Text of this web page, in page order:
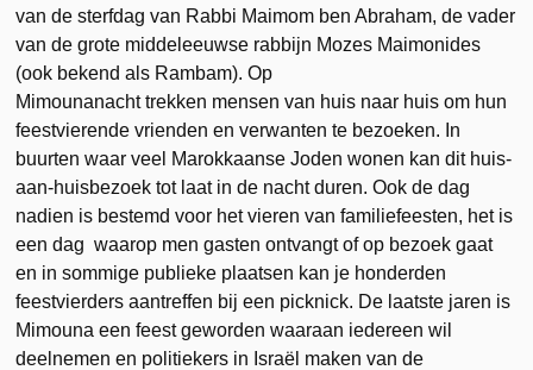
van de sterfdag van Rabbi Maimom ben Abraham, de vader
van de grote middeleeuwse rabbijn Mozes Maimonides
(ook bekend als Rambam). Op
Mimounanacht trekken mensen van huis naar huis om hun
feestvierende vrienden en verwanten te bezoeken. In
buurten waar veel Marokkaanse Joden wonen kan dit huis-
aan-huisbezoek tot laat in de nacht duren. Ook de dag
nadien is bestemd voor het vieren van familiefeesten, het is
een dag waarop men gasten ontvangt of op bezoek gaat
en in sommige publieke plaatsen kan je honderden
feestvierders aantreffen bij een picknick. De laatste jaren is
Mimouna een feest geworden waaraan iedereen wil
deelnemen en politiekers in Israël maken van de